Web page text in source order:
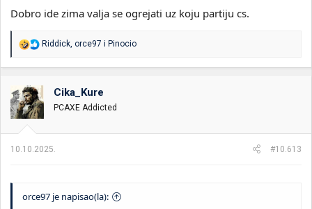
Dobro ide zima valja se ogrejati uz koju partiju cs.
R
o
v
a
n
j
:
Riddick orce97 i Pinocio
Cika_Kure
PCAXE Addicted
10.10.2025. #10.613
orce97 je napisao(la):